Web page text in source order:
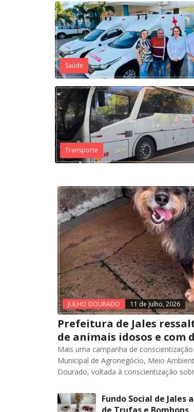
Saúde
Transporte
JULHO DOURADO 11 de Julho, 2026
Prefeitura de Jales
de animais idosos e com
Mais uma campanha de
Municipal de Agronegócio, Meio
Dourado, voltada à conscientização
Fundo Social de